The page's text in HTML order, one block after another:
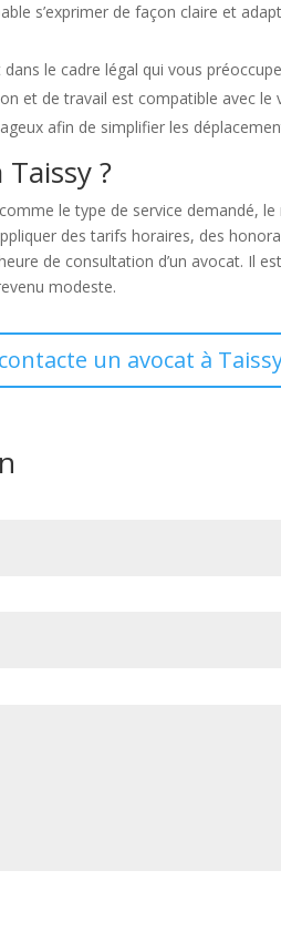
s’exprimer de façon claire et
le cadre légal qui vous
et de travail est compatible avec
afin de simplifier les
?
le type de service demandé,
des tarifs horaires, des
de consultation d’un avocat. Il
modeste.
contacte un avocat à